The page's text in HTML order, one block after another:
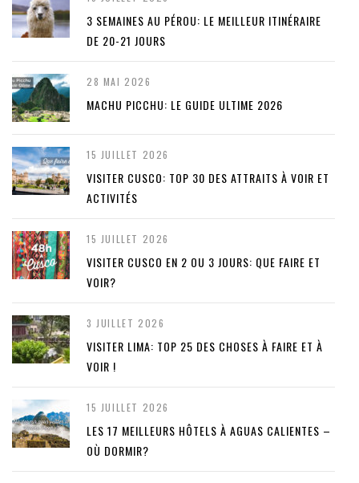
3 SEMAINES AU PÉROU: LE MEILLEUR ITINÉRAIRE
DE 20-21 JOURS
28 MAI 2026
MACHU PICCHU: LE GUIDE ULTIME 2026
15 JUILLET 2026
VISITER CUSCO: TOP 30 DES ATTRAITS À VOIR ET
ACTIVITÉS
15 JUILLET 2026
VISITER CUSCO EN 2 OU 3 JOURS: QUE FAIRE ET
VOIR?
3 JUILLET 2026
VISITER LIMA: TOP 25 DES CHOSES À FAIRE ET À
VOIR !
15 JUILLET 2026
LES 17 MEILLEURS HÔTELS À AGUAS CALIENTES –
OÙ DORMIR?